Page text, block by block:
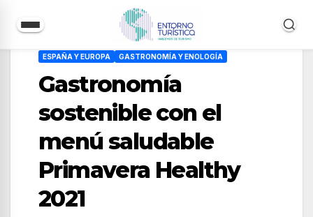
contenido
ESPAÑA Y EUROPA GASTRONOMÍA Y ENOLOGÍA
Gastronomía
sostenible con el
menú saludable
Primavera Healthy
2021